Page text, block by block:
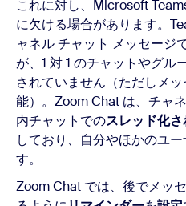
これに対し、Microsoft
に欠ける場合があります。
ャネル チャット メッセージ
が、1 対 1 のチャットやグル
されていません（ただしメ
能）。Zoom Chat は、チャ
内チャットでのスレッド化
しており、自分やほかのユ
す。
Zoom Chat では、後でメッ